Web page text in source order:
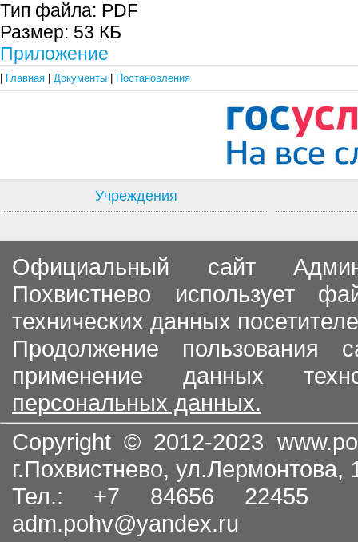
Тип файла: PDF
Размер: 53 КБ
Приложение
Главная Документы Постановления
Учреждения
Официальный сайт
Похвистнево использует
технических данных
Продолжение пользования
применение данных
персональных данных.
Copyright © 2012-2023
г.Похвистнево, ул.Лермонтова,
Тел.: +7 84656
adm.pohv@yandex.ru